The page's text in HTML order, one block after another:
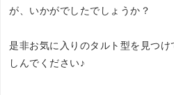
が、いかがでしたでしょうか？
是非お気に入りのタルト型を見つ
しんでください♪